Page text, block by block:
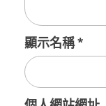
顯示名稱*